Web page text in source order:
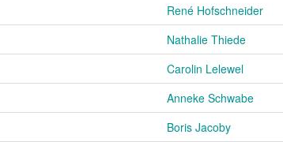
René Hofschneider
Nathalie Thiede
Carolin Lelewel
Anneke Schwabe
Boris Jacoby